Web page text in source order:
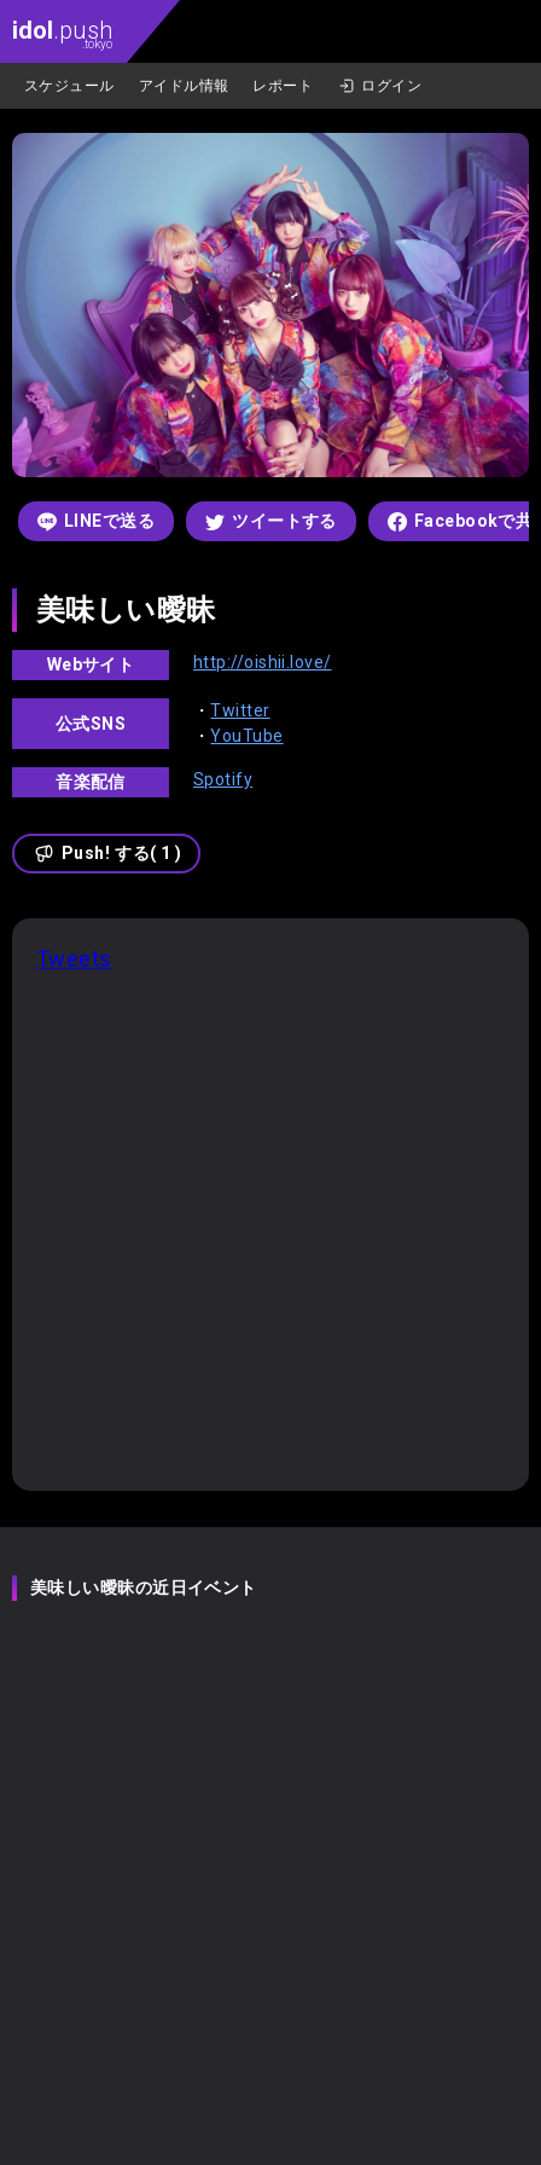
idol.push
.tokyo
スケジュール アイドル情報 レポート ログイン
LINEで送る ツイートする Facebookで共
美味しい曖昧
Webサイト http://oishii.love/
公式SNS
・Twitter
・YouTube
音楽配信 Spotify
Push! する( 1 )
Tweets
美味しい曖昧の近日イベント